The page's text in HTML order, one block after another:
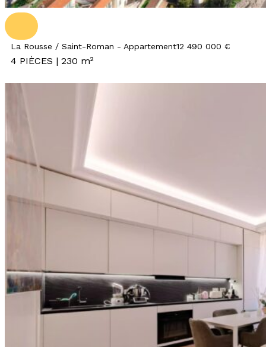
La Rousse / Saint-Roman - Appartement12 490 000 €
4 PIÈCES | 230 m²